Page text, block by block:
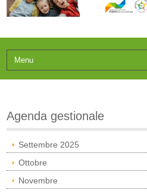
Agenda gestionale
Settembre 2025
Ottobre
Novembre